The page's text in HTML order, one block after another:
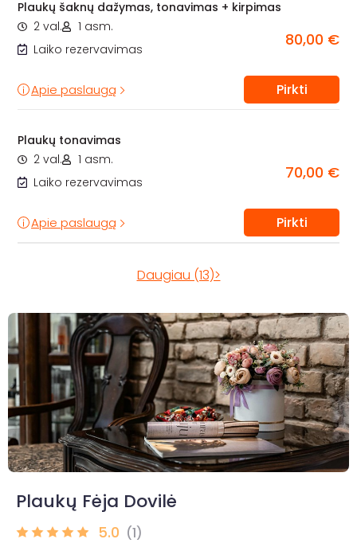
Plaukų šaknų dažymas, tonavimas + kirpimas
2 val.
1 asm.
Laiko rezervavimas
80,00 €
Apie paslaugą Pirkti
Plaukų tonavimas
2 val.
1 asm.
Laiko rezervavimas
70,00 €
Apie paslaugą Pirkti
Daugiau (13)>
Plaukų Fėja Dovilė
5.0 (1)